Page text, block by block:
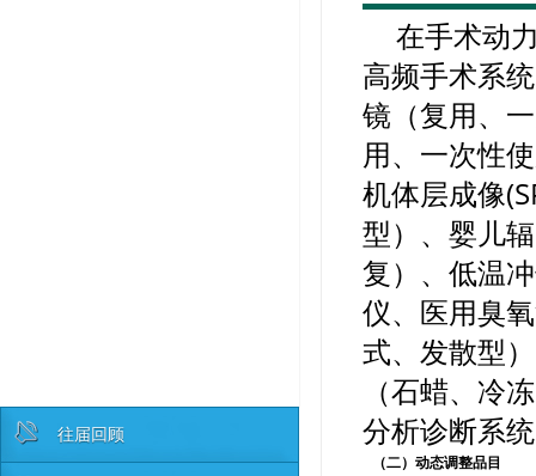
往届回顾
在手术动
高频手术系
镜（复用、
用、一次性
机体层成像
型）、婴儿
复）、低温
仪、 医用臭
式、发散型
（石蜡、冷
分析诊断系
（二）动态调整品目